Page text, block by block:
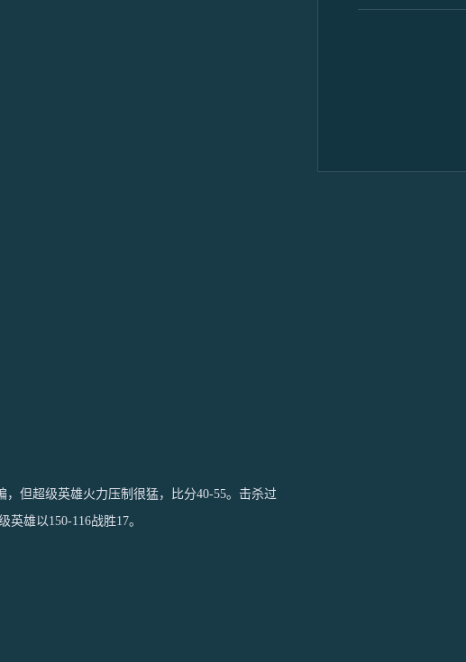
但超级英雄火力压制很猛，比分40-55。击杀过
雄以150-116战胜17。